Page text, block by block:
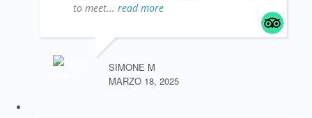
to meet... read more
SIMONE M
MARZO 18, 2025